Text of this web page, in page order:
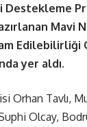
Destekleme
Mavi
yer aldı.
Tavlı,
Olcay,